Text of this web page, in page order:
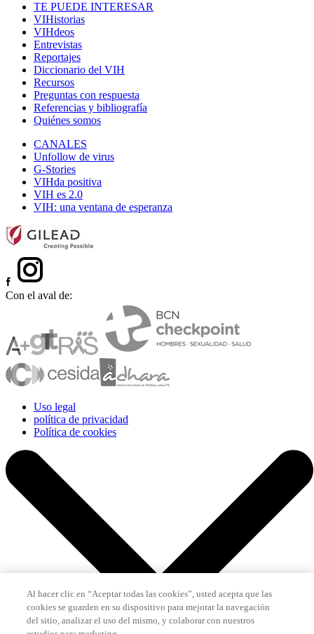
TE PUEDE INTERESAR
VIHistorias
VIHdeos
Entrevistas
Reportajes
Diccionario del VIH
Recursos
Preguntas con respuesta
Referencias y bibliografía
Quiénes somos
CANALES
Unfollow de virus
G-Stories
VIHda positiva
VIH es 2.0
VIH: una ventana de esperanza
Con el aval de:
Uso legal
política de privacidad
Política de cookies
Al hacer clic en “Aceptar todas las cookies”, usted acepta que las
cookies se guarden en su dispositivo para mejorar la navegación
del sitio, analizar el uso del mismo, y colaborar con nuestros